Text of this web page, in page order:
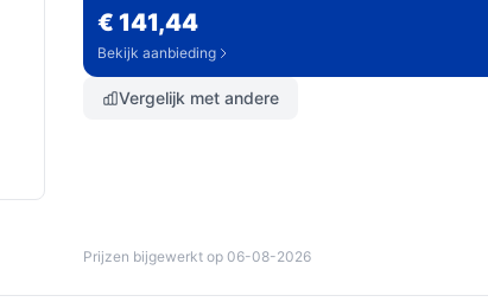
€ 141,44
Bekijk aanbieding
Vergelijk met andere
Prijzen bijgewerkt op 06-08-2026